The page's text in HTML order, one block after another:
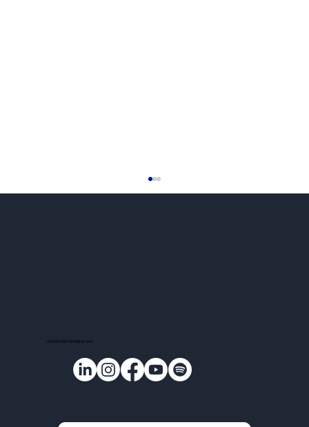
LA ODISEA. Lecciones de inteligencia y
sabiduría.
contacto@mercebrey.com